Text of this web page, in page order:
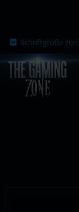
Schriftgröße